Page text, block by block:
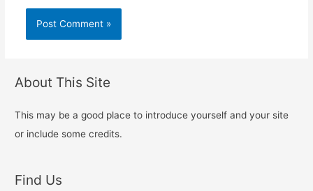
About This Site
This may be a good place to introduce yourself and your site
or include some credits.
Find Us